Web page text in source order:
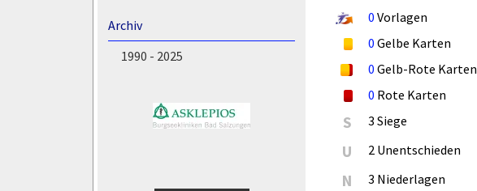
Archiv
1990 - 2025
0 Vorlagen
0 Gelbe Karten
0 Gelb-Rote Karten
0 Rote Karten
S 3 Siege
U 2 Unentschieden
N 3 Niederlagen